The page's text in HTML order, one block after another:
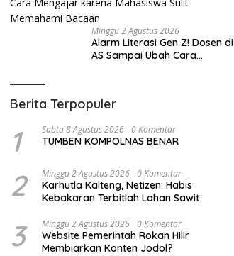
Minggu 2 Agustus 2026
Alarm Literasi Gen Z! Dosen di
AS Sampai Ubah Cara
Berita Terpopuler
1 Sabtu 8 Agustus 2026 0 Komentar
TUMBEN KOMPOLNAS BENAR
2 Minggu 2 Agustus 2026 0 Komentar
Karhutla Kalteng, Netizen: Habis
Kebakaran Terbitlah Lahan Sawit
3 Minggu 2 Agustus 2026 0 Komentar
Website Pemerintah Rokan Hilir
Membiarkan Konten Jodol?